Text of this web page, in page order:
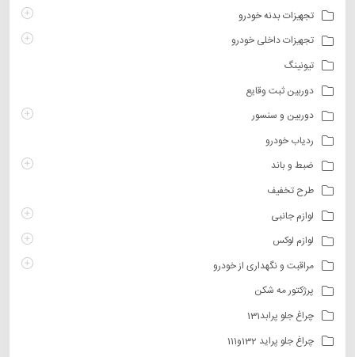
تجهیزات بدنه خودرو
تجهیزات داخلی خودرو
تیونینگ
دوربین ثبت وقایع
دوربین و سنسور
ردیاب خودرو
ضبط و باند
طرح تخفیف
لوازم جانبی
لوازم لوکس
مراقبت و نگهداری از خودرو
پرژکتور مه شکن
چراغ جلو پرابد131
چراغ جلو پراید 132و111